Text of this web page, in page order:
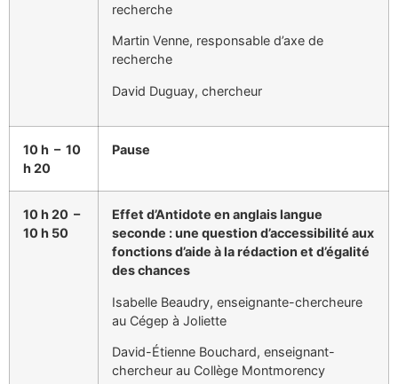
recherche
Martin Venne, responsable d’axe de
recherche
David Duguay, chercheur
10 h – 10
h 20
Pause
10 h 20 –
10 h 50
Effet d’Antidote en anglais langue
seconde : une question d’accessibilité aux
fonctions d’aide à la rédaction et d’égalité
des chances
Isabelle Beaudry, enseignante-chercheure
au Cégep à Joliette
David-Étienne Bouchard, enseignant-
chercheur au Collège Montmorency